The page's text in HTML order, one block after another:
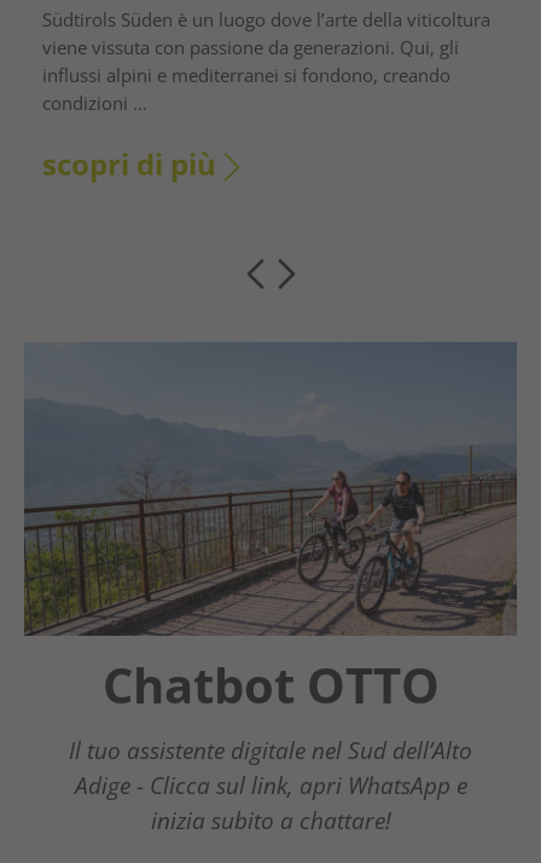
Südtirols Süden è un luogo dove l’arte della viticoltura
viene vissuta con passione da generazioni. Qui, gli
influssi alpini e mediterranei si fondono, creando
condizioni ...
scopri di più
Guestnet
Südtirols Süden
La nuova guida digitale per gli ospiti
Chatbot OTTO
Il tuo assistente digitale nel Sud dell’Alto
Adige - Clicca sul link, apri WhatsApp e
inizia subito a chattare!